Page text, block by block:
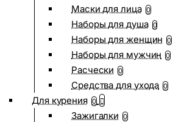
Маски для лица 0
Наборы для душа 0
Наборы для женщин 0
Наборы для мужчин 0
Расчески 0
Средства для ухода 0
Для курения 0
Зажигалки 0